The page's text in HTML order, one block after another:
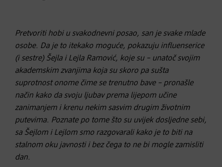
Pretvoriti hobi u svakodnevni posao, san je svake mlade
osobe. Da je to itekako moguće, pokazuju influenserice
(i sestre) Šejla i Lejla Ramović, koje su – unatoč svojim
akademskim zvanjima koja su skoro pa sušta
suprotnost onome čime se trenutno bave – pronašle
način kako da svoju ljubav prema lijepom učine
zanimanjem i krenu nekim sasvim drugim životnim
putevima. Poznate po tome što su uvijek dosljedne sebi,
sa Šejlom i Lejlom smo razgovarali kako je to biti na
stalnom oku javnosti i bez čega to ne bi mogle zamisliti
dan.